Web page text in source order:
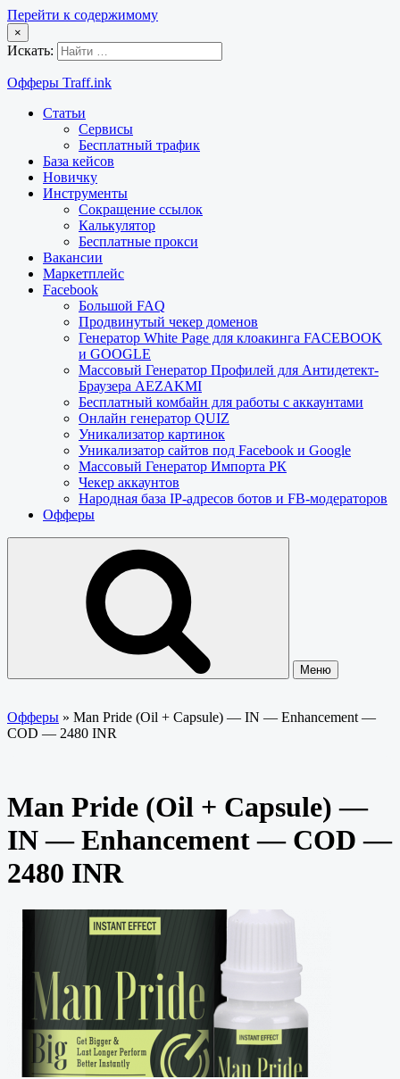
Перейти к содержимому
×
Искать:
Офферы Traff.ink
Статьи
Сервисы
Бесплатный трафик
База кейсов
Новичку
Инструменты
Сокращение ссылок
Калькулятор
Бесплатные прокси
Вакансии
Маркетплейс
Facebook
Большой FAQ
Продвинутый чекер доменов
Генератор White Page для клоакинга FACEBOOK
и GOOGLE
Массовый Генератор Профилей для Антидетект-
Браузера AEZAKMI
Бесплатный комбайн для работы с аккаунтами
Онлайн генератор QUIZ
Уникализатор картинок
Уникализатор сайтов под Facebook и Google
Массовый Генератор Импорта РК
Чекер аккаунтов
Народная база IP-адресов ботов и FB-модераторов
Офферы
Меню
Офферы » Man Pride (Oil + Capsule) — IN — Enhancement —
COD — 2480 INR
Man Pride (Oil + Capsule) —
IN — Enhancement — COD —
2480 INR